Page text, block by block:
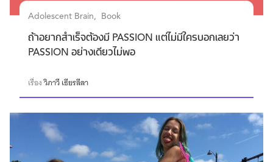
Adolescent Brain Book
ถ้าอยากสำเร็จต้องมี PASSION แต่ไม่มีใครบอกเลยว่า
PASSION อย่างเดียวไม่พอ
เรื่องวิภาวี เธียรลีลา